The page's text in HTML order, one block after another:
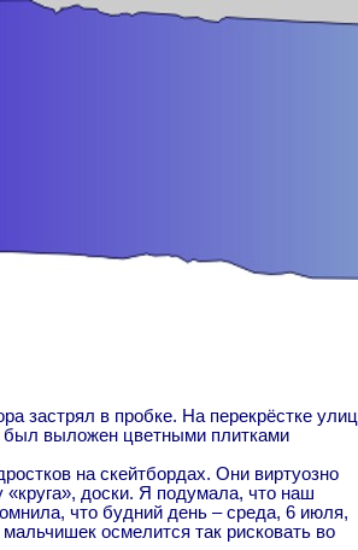
застрял в пробке. На перекрёстке улиц
был выложен цветными плитками
на скейтбордах. Они виртуозно
«круга», доски. Я подумала, что наш
что будний день – среда, 6 июля,
осмелится так рисковать во